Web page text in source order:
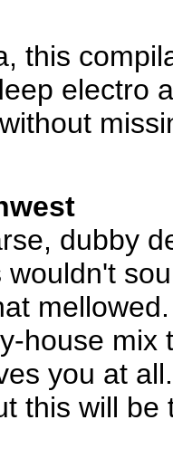
this
electro
dubby
wouldn't
house mix
you at
this will